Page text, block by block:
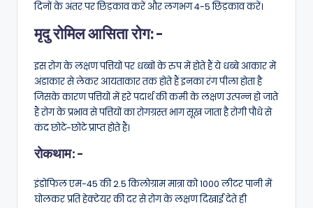
दिनों के अंतर पर छिड़काव करें और लगभग 4-5 छिड़काव करें।
मृदु रोमिल आसिता रोग:-
इस रोग के लक्षण पत्तियों पर धब्बों के रुप में होते हैं ये धब्बे आकार में
अंडाकार से लेकर आयताकार तक होते हैं इनका रंग पीला होता है
जिसके कारण पत्तियों में हरे पदार्थ की कमी के लक्षण उत्पन्न हो जाते
हैं रोग के प्रभाव से पत्तियों का रोगग्रस्त भाग सूख जाता है रोगी पौधे से
कंद छोटे-छोटे प्राप्त होते हैं।
रोकथाम:-
इंडोफिल एम-45 की 2.5 किलोग्राम मात्रा को 1000 लीटर पानी में
घोलकर प्रति हेक्टेयर की दर से रोग के लक्षण दिखाई देते ही